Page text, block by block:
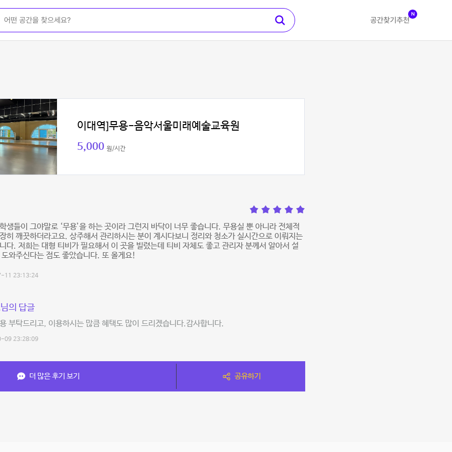
공간찾기 추천
N
이대역]무용-음악서울미래예술교육원
5,000 원/시간
생들이 그야말로 ‘무용’을 하는 곳이라 그런지 바닥이 너무 좋습니다. 무용실 뿐 아니라 전체적
히 깨끗하더라고요. 상주해서 관리하시는 분이 계시다보니 정리와 청소가 실시간으로 이뤄지는
다. 저희는 대형 티비가 필요해서 이 곳을 빌렸는데 티비 자체도 좋고 관리자 분께서 알아서 설
와주신다는 점도 좋았습니다. 또 올게요!
11 23:13:24
의 답글
부탁드리고, 이용하시는 많큼 혜택도 많이 드리겠습니다.감사합니다.
09 23:28:09
더 많은 후기 보기 공유하기